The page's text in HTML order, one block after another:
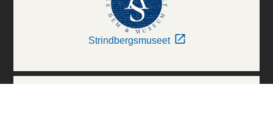
Strindbergsmuseet